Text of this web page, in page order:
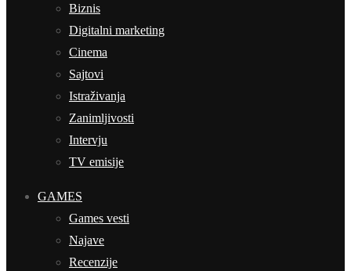
Biznis
Digitalni marketing
Cinema
Sajtovi
Istraživanja
Zanimljivosti
Intervju
TV emisije
GAMES
Games vesti
Najave
Recenzije